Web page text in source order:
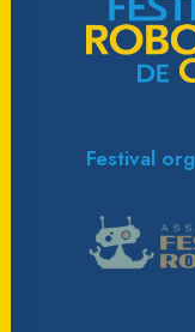
Festival